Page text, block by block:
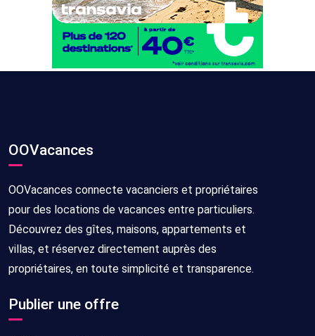
OOVacances
OOVacances connecte vacanciers et propriétaires
pour des locations de vacances entre particuliers.
Découvrez des gîtes, maisons, appartements et
villas, et réservez directement auprès des
propriétaires, en toute simplicité et transparence.
Publier une offre